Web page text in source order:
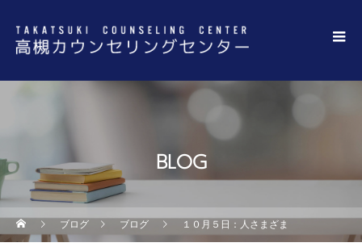
BLOG
ブログ ブログ １０月５日：人さまざま